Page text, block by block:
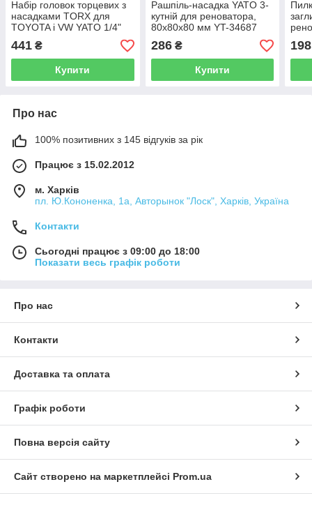
Набір головок торцевих з
насадками TORX для
TOYOTA і VW YATO 1/4"
TS10-TS40 7 шт YT-0461
441 ₴
Купити
Рашпіль-насадка YATO 3-
кутній для реноватора,
80х80х80 мм YT-34687
286₴
Купити
YT-
198
Про нас
100% позитивних з 145 відгуків за рік
Працює з 15.02.2012
м. Харків
пл. Ю.Кононенка, 1а, Авторынок "Лоск", Харків, Україна
Контакти
Сьогодні працює з 09:00 до 18:00
Показати весь графік роботи
Про нас
Контакти
Доставка та оплата
Графік роботи
Повна версія сайту
Сайт створено на маркетплейсі Prom.ua